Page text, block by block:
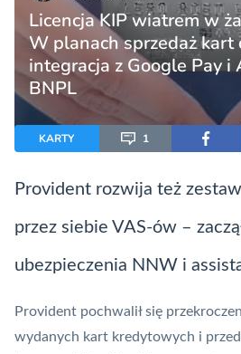
Licencja KIP wiatrem w
W planach sprzedaż kart
integracja z Google Pay i
BNPL
KARTY 1
Provident rozwija też
przez siebie VAS-ów –
ubezpieczenia NNW i
Provident pochwalił się
wydanych kart kredytowych i